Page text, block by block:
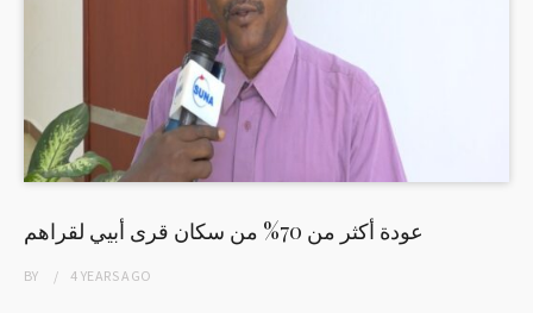
عودة أكثر من 70% من سكان قرى أبيي لقراهم
BY 4 YEARSAGO